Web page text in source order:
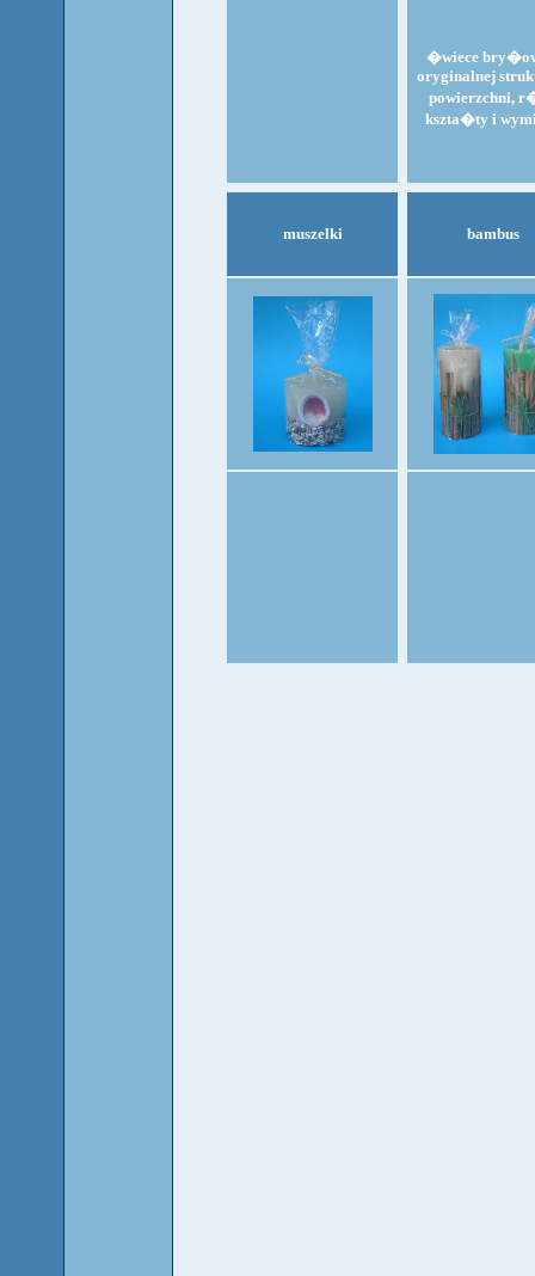
�wiece
oryginalnej
powierzchni,
kszta�ty i
muszelki bambus